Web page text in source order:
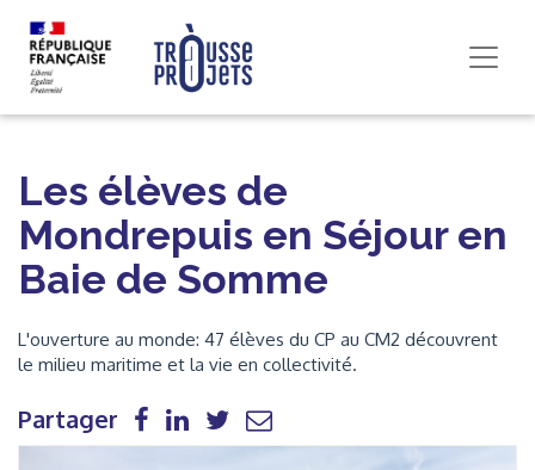
Les élèves de
Mondrepuis en Séjour en
Baie de Somme
L'ouverture au monde: 47 élèves du CP au CM2 découvrent
le milieu maritime et la vie en collectivité.
Partager